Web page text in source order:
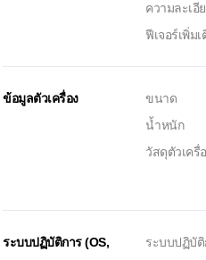
ความละเอี
ฟีเจอร์เพิ่มเ
ข้อมูลตัวเครื่อง ขนาด
น้ำหนัก
วัสดุตัวเครื่
ระบบปฏิบัติการ (OS,
ระบบปฏิบัติ